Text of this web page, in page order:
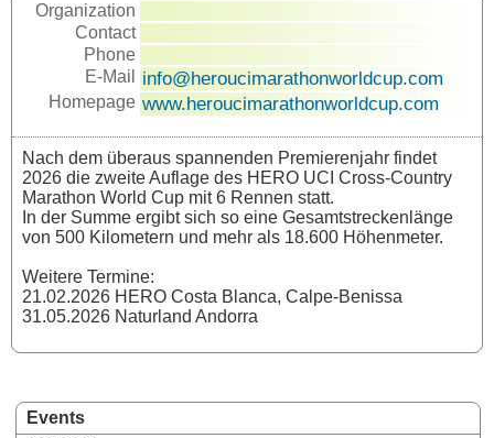
Events
Organization
Contact
Phone
E-Mail
info@heroucimarathonworldcup.com
Homepage www.heroucimarathonworldcup.com
Nach dem überaus spannenden Premierenjahr findet
2026 die zweite Auflage des HERO UCI Cross-Country
Marathon World Cup mit 6 Rennen statt.
In der Summe ergibt sich so eine Gesamtstreckenlänge
von 500 Kilometern und mehr als 18.600 Höhenmeter.
Weitere Termine:
21.02.2026 HERO Costa Blanca, Calpe-Benissa
31.05.2026 Naturland Andorra